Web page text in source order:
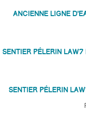
Ancienne ligne
Sentier pélerin
Sentier pélerin